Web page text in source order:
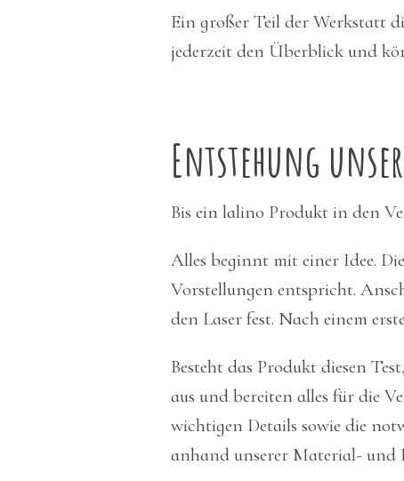
Ein großer Teil der Werkstatt
jederzeit den Überblick und
Entstehung
Bis ein lalino Produkt in den
Alles beginnt mit einer Idee.
Vorstellungen entspricht.
den Laser fest. Nach einem
Besteht das Produkt diesen
aus und bereiten alles für die
wichtigen Details sowie die
anhand unserer Material- und